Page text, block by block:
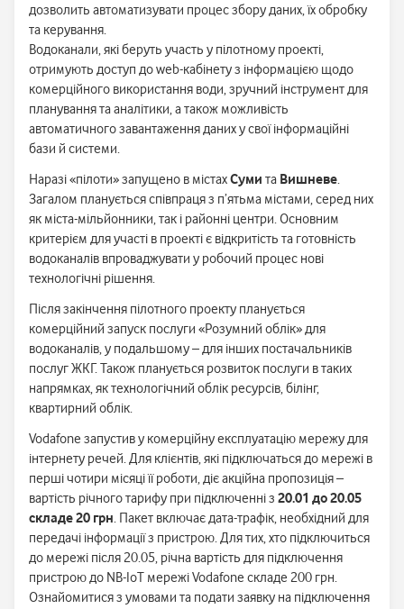
дозволить автоматизувати процес збору даних, їх обробку
та керування.
Водоканали, які беруть участь у пілотному проекті,
отримують доступ до web-кабінету з інформацією щодо
комерційного використання води, зручний інструмент для
планування та аналітики, а також можливість
автоматичного завантаження даних у свої інформаційні
бази й системи.
Наразі «пілоти» запущено в містахСуми та Вишневе.
Загалом планується співпраця з п’ятьма містами, серед них
як міста-мільйонники, так і районні центри. Основним
критерієм для участі в проекті є відкритість та готовність
водоканалів впроваджувати у робочий процес нові
технологічні рішення.
Після закінчення пілотного проекту планується
комерційний запуск послуги «Розумний облік» для
водоканалів, у подальшому – для інших постачальників
послуг ЖКГ. Також планується розвиток послуги в таких
напрямках, як технологічний облік ресурсів, білінг,
квартирний облік.
Vodafone запустив у комерційну експлуатацію мережу для
інтернету речей. Для клієнтів, які підключаться до мережі в
перші чотири місяці її роботи, діє акційна пропозиція –
вартість річного тарифу при підключенні з 20.01 до 20.05
складе 20 грн. Пакет включає дата-трафік, необхідний для
передачі інформації з пристрою. Для тих, хто підключиться
до мережі після 20.05, річна вартість для підключення
пристрою до NB-IoT мережі Vodafone складе 200 грн.
Ознайомитися з умовами та подати заявку на підключення